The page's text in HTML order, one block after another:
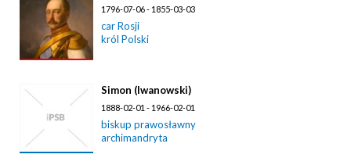
1796-07-06 - 1855-03-03
car Rosji
król Polski
Simon (Iwanowski)
1888-02-01 - 1966-02-01
biskup prawosławny
archimandryta